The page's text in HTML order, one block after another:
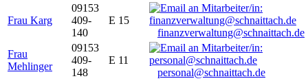
Frau Karg
09153
409-
140
E 15
finanzverwaltung@schnaittach.de
Frau
Mehlinger
09153
409-
148
E 11
personal@schnaittach.de